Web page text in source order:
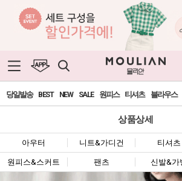
당일발송 BEST NEW SALE 원피스 티셔츠 블라우스
상품상세
아우터 니트&가디건 티셔츠
원피스&스커트 팬츠 신발&가